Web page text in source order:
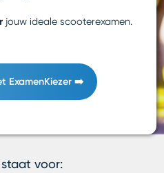
jouw ideale scooterexamen.
ExamenKiezer ➡️
voor: